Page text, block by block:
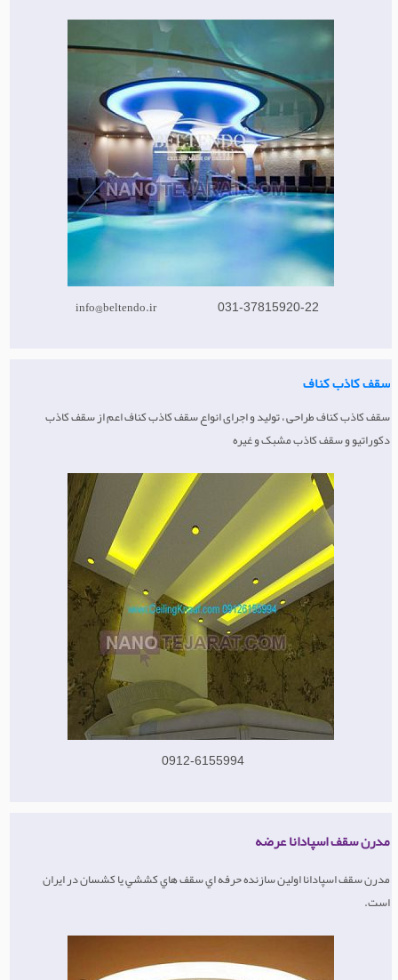
info@beltendo.ir 031-37815920-22
سقف کاذب کناف
سقف کاذب کناف طراحی ، تولید و اجرای انواع سقف کاذب کناف اعم از سقف کاذب
دکوراتیو و سقف کاذب مشبک و غیره
0912-6155994
مدرن سقف اسپادانا عرضه
مدرن سقف اسپادانا اولين سازنده حرفه اي سقف هاي كششي یا کشسان در ايران
است.